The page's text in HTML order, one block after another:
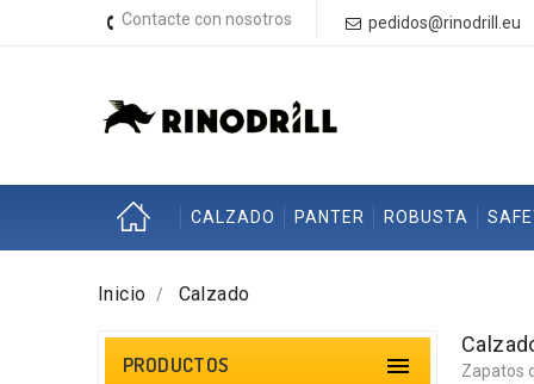
Contacte con nosotros pedidos@rinodrill.eu
CALZADO PANTER ROBUSTA
Inicio Calzado
PRODUCTOS 
Zapatos